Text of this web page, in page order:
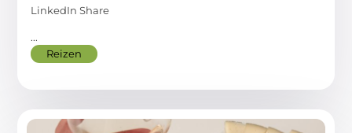
LinkedIn Share
...
Reizen